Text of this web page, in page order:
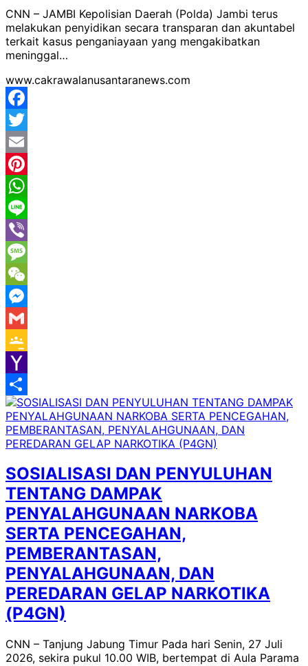
CNN – JAMBI Kepolisian Daerah (Polda) Jambi terus
melakukan penyidikan secara transparan dan akuntabel
terkait kasus penganiayaan yang mengakibatkan
meninggal…
www.cakrawalanusantaranews.com
Facebook
Twitter
Email
Pinterest
WhatsApp
Line
Viber
Message
WeChat
Messenger
Gmail
Google
Classroom
Yahoo
Mail
Share
SOSIALISASI DAN PENYULUHAN
TENTANG DAMPAK
PENYALAHGUNAAN NARKOBA
SERTA PENCEGAHAN,
PEMBERANTASAN,
PENYALAHGUNAAN, DAN
PEREDARAN GELAP NARKOTIKA
(P4GN)
CNN – Tanjung Jabung Timur Pada hari Senin, 27 Juli
2026, sekira pukul 10.00 WIB, bertempat di Aula Parama